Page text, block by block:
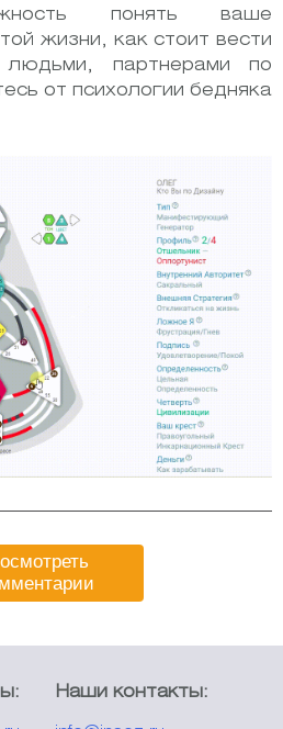
понять ваше
жизни, как стоит вести
партнерами по
от психологии бедняка
Наши контакты: